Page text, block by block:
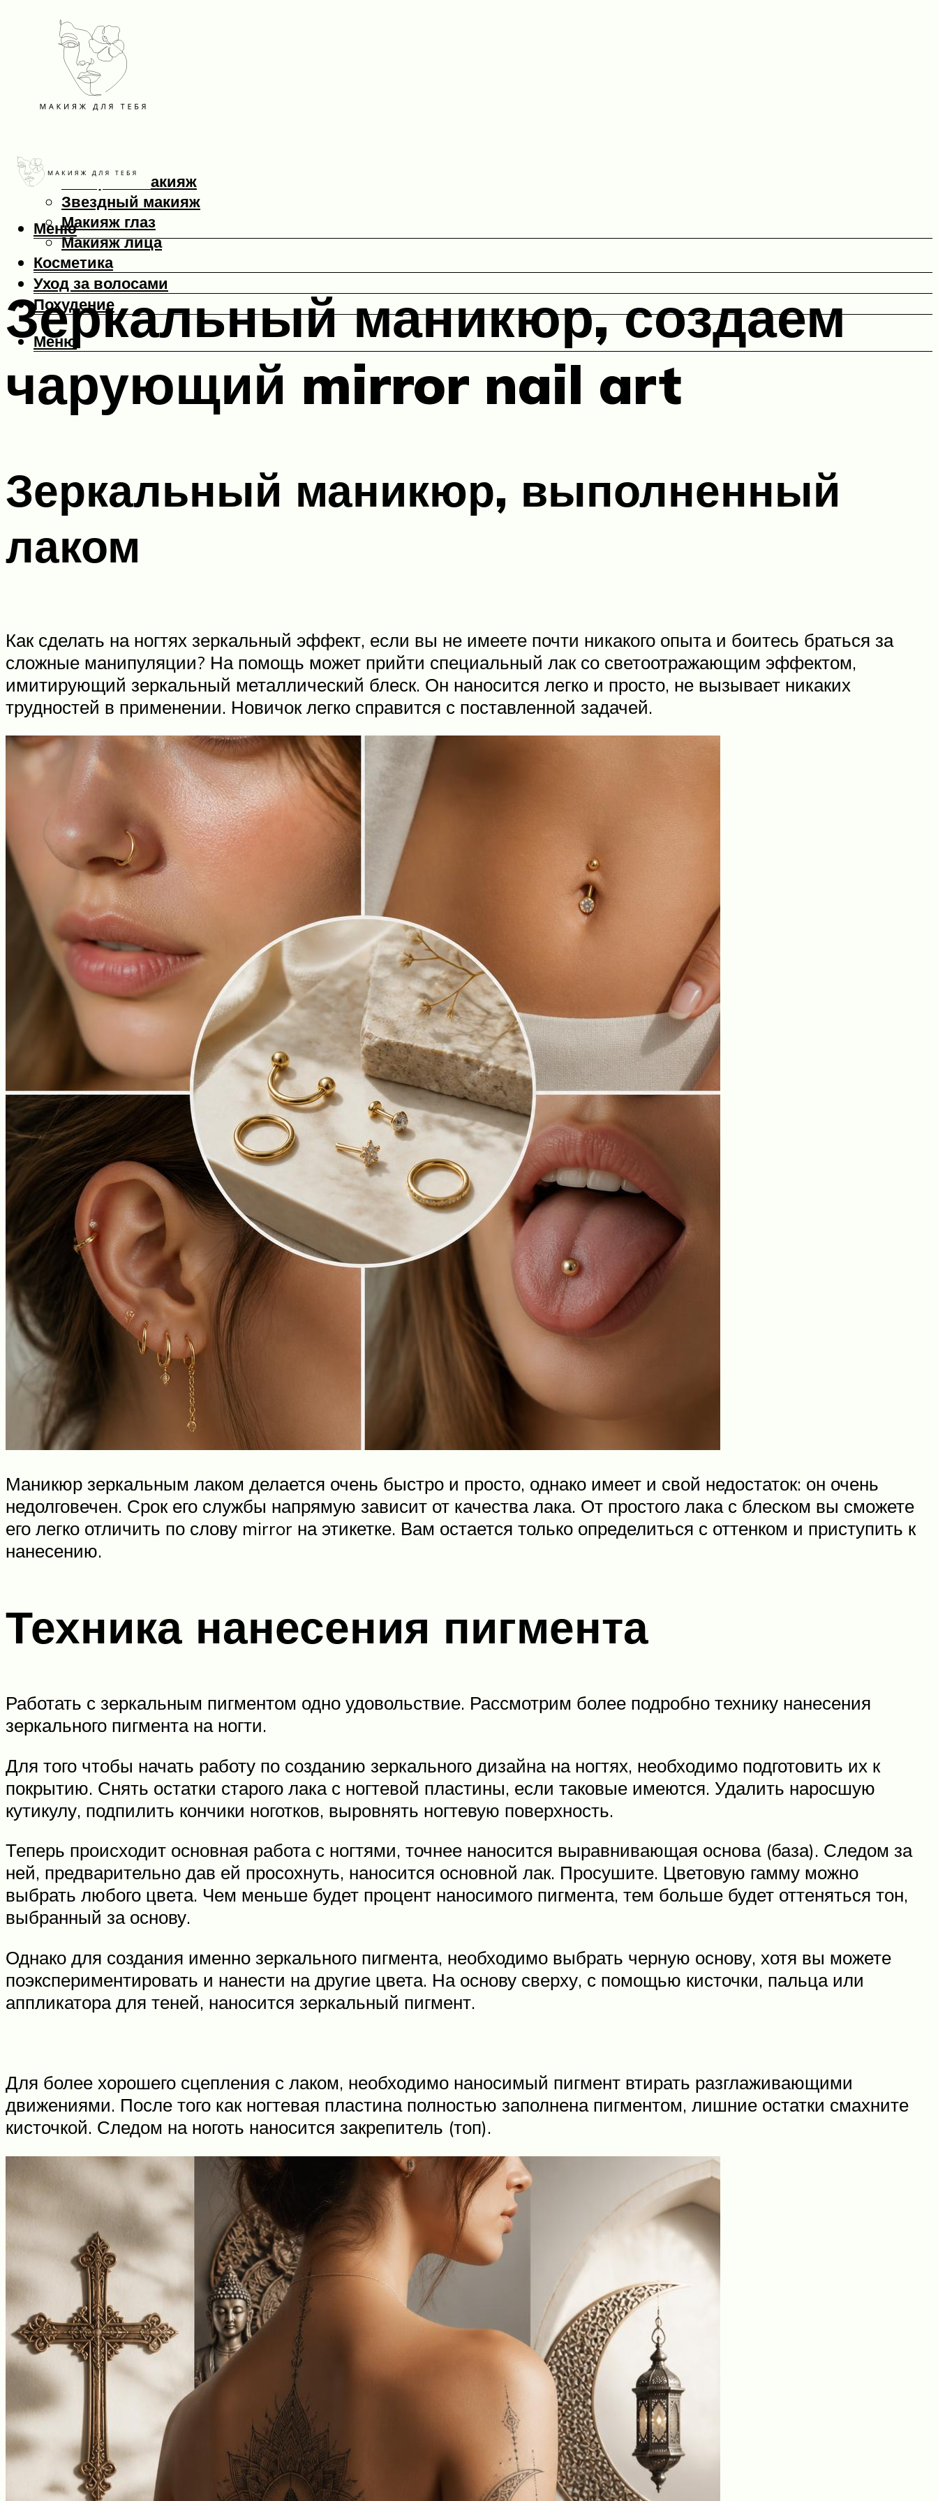
Макияж
Вечерний макияж
Звездный макияж
Макияж глаз
Макияж лица
Косметика
Уход за волосами
Похудение
Меню
Меню
Зеркальный маникюр, создаем
чарующий mirror nail art
Зеркальный маникюр, выполненный
лаком
Как сделать на ногтях зеркальный эффект, если вы не имеете почти никакого опыта и боитесь браться за
сложные манипуляции? На помощь может прийти специальный лак со светоотражающим эффектом,
имитирующий зеркальный металлический блеск. Он наносится легко и просто, не вызывает никаких
трудностей в применении. Новичок легко справится с поставленной задачей.
Маникюр зеркальным лаком делается очень быстро и просто, однако имеет и свой недостаток: он очень
недолговечен. Срок его службы напрямую зависит от качества лака. От простого лака с блеском вы сможете
его легко отличить по слову mirror на этикетке. Вам остается только определиться с оттенком и приступить к
нанесению.
Техника нанесения пигмента
Работать с зеркальным пигментом одно удовольствие. Рассмотрим более подробно технику нанесения
зеркального пигмента на ногти.
Для того чтобы начать работу по созданию зеркального дизайна на ногтях, необходимо подготовить их к
покрытию. Снять остатки старого лака с ногтевой пластины, если таковые имеются. Удалить наросшую
кутикулу, подпилить кончики ноготков, выровнять ногтевую поверхность.
Теперь происходит основная работа с ногтями, точнее наносится выравнивающая основа (база). Следом за
ней, предварительно дав ей просохнуть, наносится основной лак. Просушите. Цветовую гамму можно
выбрать любого цвета. Чем меньше будет процент наносимого пигмента, тем больше будет оттеняться тон,
выбранный за основу.
Однако для создания именно зеркального пигмента, необходимо выбрать черную основу, хотя вы можете
поэкспериментировать и нанести на другие цвета. На основу сверху, с помощью кисточки, пальца или
аппликатора для теней, наносится зеркальный пигмент.
Для более хорошего сцепления с лаком, необходимо наносимый пигмент втирать разглаживающими
движениями. После того как ногтевая пластина полностью заполнена пигментом, лишние остатки смахните
кисточкой. Следом на ноготь наносится закрепитель (топ).